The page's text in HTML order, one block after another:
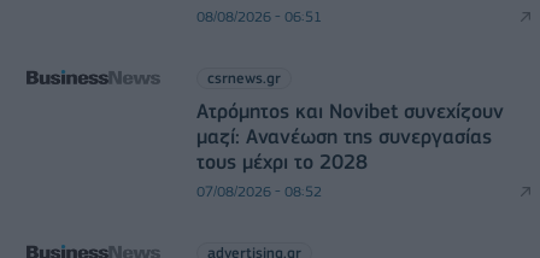
08/08/2026 - 06:51
csrnews.gr
Ατρόμητος και Novibet συνεχίζουν
μαζί: Ανανέωση της συνεργασίας
τους μέχρι το 2028
07/08/2026 - 08:52
advertising.gr